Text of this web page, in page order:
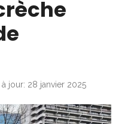
jour: 28 janvier 2025